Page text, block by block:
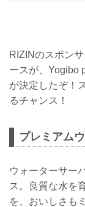
RIZINのスポン
ースが、Yogibo
が決定したぞ！
るチャンス！
プレミアム
ウォーターサー
ス。良質な水を
を、おいしさも